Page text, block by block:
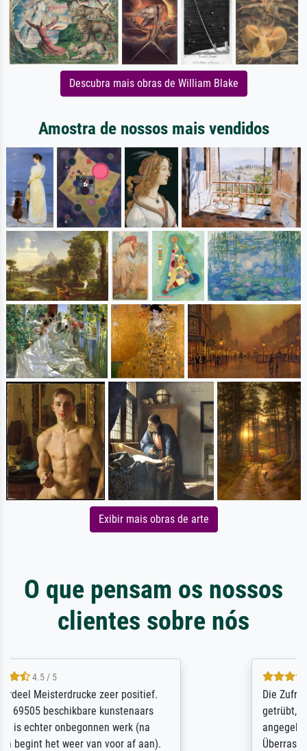
Descubra mais obras de William Blake
Amostra de nossos mais vendidos
Exibir mais obras de arte
O que pensam os nossos
clientes sobre nós
Die Zufriedenheit ist auch nicht dadurch
getrübt, dass das Bild entgegen einer
angegebenen Lieferanschrift (sollte eine
Überraschung für die normannische